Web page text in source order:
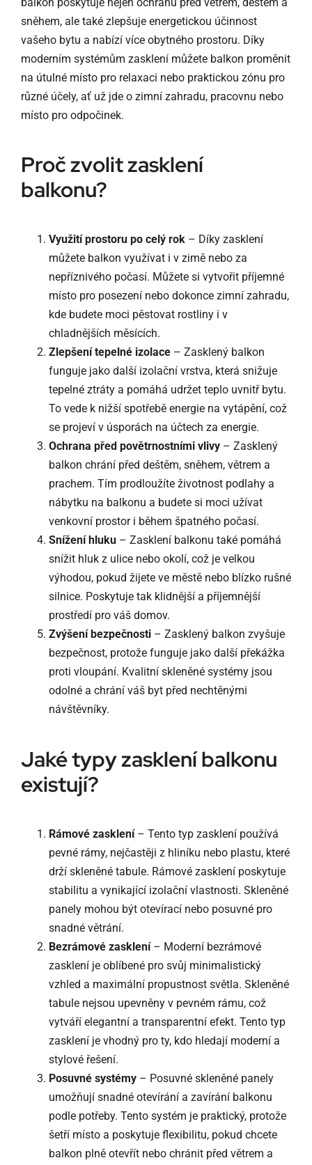
sněhem, ale také zlepšuje energetickou účinnost
vašeho bytu a nabízí více obytného prostoru. Díky
moderním systémům zasklení můžete balkon proměnit
na útulné místo pro relaxaci nebo praktickou zónu pro
různé účely, ať už jde o zimní zahradu, pracovnu nebo
místo pro odpočinek.
Proč zvolit zasklení
balkonu?
Využití prostoru po celý rok– Díky zasklení
můžete balkon využívat i v zimě nebo za
nepříznivého počasí. Můžete si vytvořit příjemné
místo pro posezení nebo dokonce zimní zahradu,
kde budete moci pěstovat rostliny i v
chladnějších měsících.
Zlepšení tepelné izolace– Zasklený balkon
funguje jako další izolační vrstva, která snižuje
tepelné ztráty a pomáhá udržet teplo uvnitř bytu.
To vede k nižší spotřebě energie na vytápění, což
se projeví v úsporách na účtech za energie.
Ochrana před povětrnostními vlivy– Zasklený
balkon chrání před deštěm, sněhem, větrem a
prachem. Tím prodloužíte životnost podlahy a
nábytku na balkonu a budete si moci užívat
venkovní prostor i během špatného počasí.
Snížení hluku– Zasklení balkonu také pomáhá
snížit hluk z ulice nebo okolí, což je velkou
výhodou, pokud žijete ve městě nebo blízko rušné
silnice. Poskytuje tak klidnější a příjemnější
prostředí pro váš domov.
Zvýšení bezpečnosti– Zasklený balkon zvyšuje
bezpečnost, protože funguje jako další překážka
proti vloupání. Kvalitní skleněné systémy jsou
odolné a chrání váš byt před nechtěnými
návštěvníky.
Jaké typy zasklení balkonu
existují?
Rámové zasklení– Tento typ zasklení používá
pevné rámy, nejčastěji z hliníku nebo plastu, které
drží skleněné tabule. Rámové zasklení poskytuje
stabilitu a vynikající izolační vlastnosti. Skleněné
panely mohou být otevírací nebo posuvné pro
snadné větrání.
Bezrámové zasklení– Moderní bezrámové
zasklení je oblíbené pro svůj minimalistický
vzhled a maximální propustnost světla. Skleněné
tabule nejsou upevněny v pevném rámu, což
vytváří elegantní a transparentní efekt. Tento typ
zasklení je vhodný pro ty, kdo hledají moderní a
stylové řešení.
Posuvné systémy– Posuvné skleněné panely
umožňují snadné otevírání a zavírání balkonu
podle potřeby. Tento systém je praktický, protože
šetří místo a poskytuje flexibilitu, pokud chcete
balkon plně otevřít nebo chránit před větrem a